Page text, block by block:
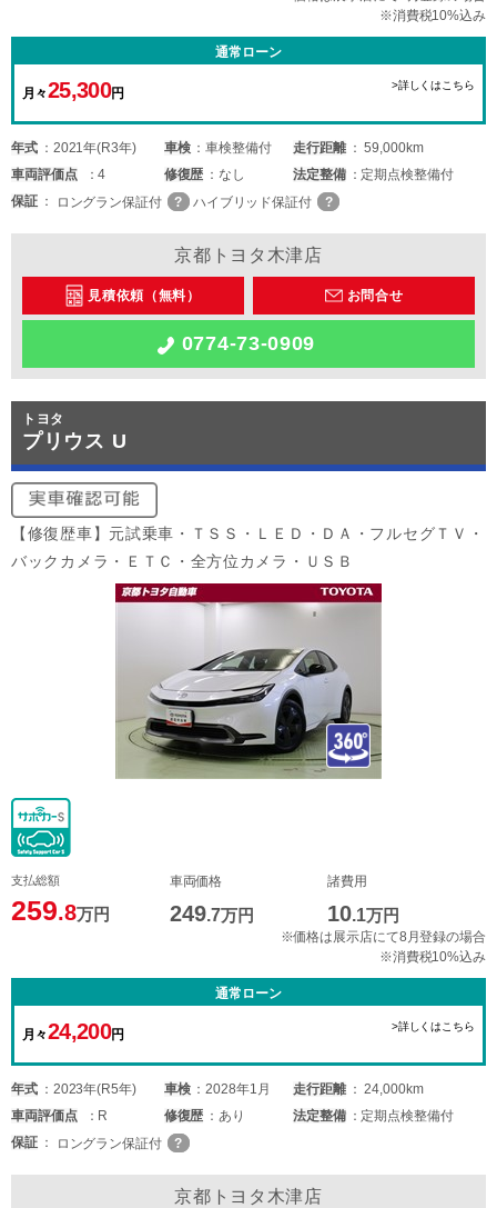
※消費税10%込み
通常ローン
月々25,300円
>詳しくはこちら
年式 2021年(R3年) 車検 車検整備付 走行距離
59,000km
車両評価点 4 修復歴 なし 法定整備
定期点検整備付
保証
ロングラン保証付 ハイブリッド保証付
京都トヨタ木津店
見積依頼（無料） お問合せ
0774-73-0909
トヨタ
プリウス U
【修復歴車】元試乗車・ＴＳＳ・ＬＥＤ・ＤＡ・フルセグＴＶ・
バックカメラ・ＥＴＣ・全方位カメラ・ＵＳＢ
支払総額
259.8万円
車両価格
249.7万円
諸費用
10.1万円
※価格は展示店にて8月登録の場合
※消費税10%込み
通常ローン
月々24,200円
>詳しくはこちら
年式 2023年(R5年) 車検 2028年1月 走行距離
24,000km
車両評価点 R 修復歴 あり 法定整備
定期点検整備付
保証
ロングラン保証付
京都トヨタ木津店